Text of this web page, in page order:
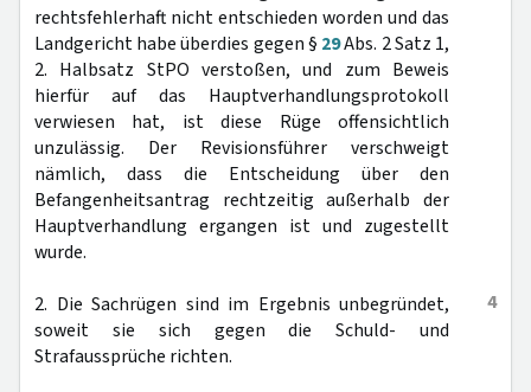
rechtsfehlerhaft nicht entschieden worden und das
Landgericht habe überdies gegen § 29Abs. 2 Satz 1,
2. Halbsatz StPO verstoßen, und zum Beweis
hierfür auf das Hauptverhandlungsprotokoll
verwiesen hat, ist diese Rüge offensichtlich
unzulässig. Der Revisionsführer verschweigt
nämlich, dass die Entscheidung über den
Befangenheitsantrag rechtzeitig außerhalb der
Hauptverhandlung ergangen ist und zugestellt
wurde.
4
2. Die Sachrügen sind im Ergebnis unbegründet,
soweit sie sich gegen die Schuld- und
Strafaussprüche richten.